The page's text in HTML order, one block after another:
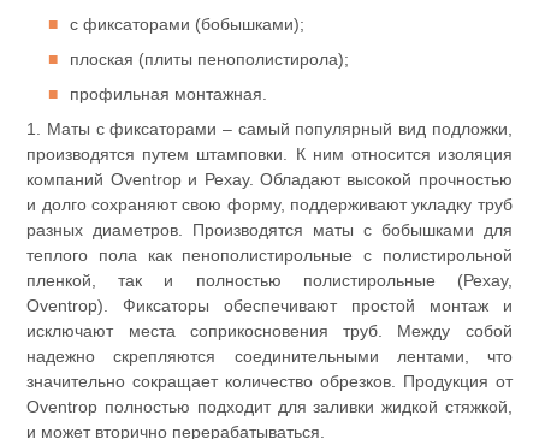
с фиксаторами (бобышками);
плоская (плиты пенополистирола);
профильная монтажная.
1. Маты с фиксаторами – самый популярный вид подложки,
производятся путем штамповки. К ним относится изоляция
компаний Oventrop и Рехау. Обладают высокой прочностью
и долго сохраняют свою форму, поддерживают укладку труб
разных диаметров. Производятся маты с бобышками для
теплого пола как пенополистирольные с полистирольной
пленкой, так и полностью полистирольные (Рехау,
Oventrop). Фиксаторы обеспечивают простой монтаж и
исключают места соприкосновения труб. Между собой
надежно скрепляются соединительными лентами, что
значительно сокращает количество обрезков. Продукция от
Oventrop полностью подходит для заливки жидкой стяжкой,
и может вторично перерабатываться.